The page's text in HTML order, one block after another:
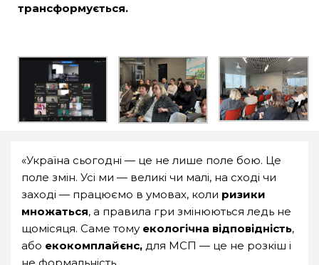
трансформується.
«Україна сьогодні — це не лише поле бою. Це
поле змін. Усі ми — великі чи малі, на сході чи
заході — працюємо в умовах, коли ризики
множаться, а правила гри змінюються ледь не
щомісяця. Саме тому екологічна відповідність,
або екокомплайєнс, для МСП — це не розкіш і